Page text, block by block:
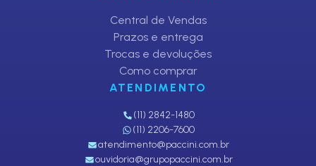
Central de Vendas
Prazos e entrega
Trocas e devoluções
Como comprar
ATENDIMENTO
(11) 2842-1480
(11) 2206-7600
atendimento@paccini.com.br
ouvidoria@grupopaccini.com.br